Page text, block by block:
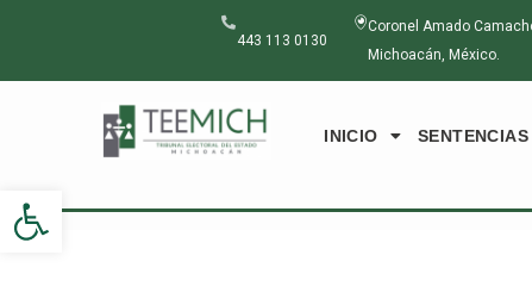
Abrir barra de herramientas
443 113 0130
Coronel Amado
Michoacán, México.
INICIO SENTENCIAS